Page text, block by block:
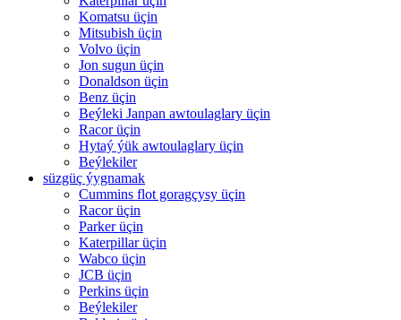
Komatsu üçin
Mitsubish üçin
Volvo üçin
Jon sugun üçin
Donaldson üçin
Benz üçin
Beýleki Janpan awtoulaglary üçin
Racor üçin
Hytaý ýük awtoulaglary üçin
Beýlekiler
süzgüç ýygnamak
Cummins flot goragçysy üçin
Racor üçin
Parker üçin
Katerpillar üçin
Wabco üçin
JCB üçin
Perkins üçin
Beýlekiler